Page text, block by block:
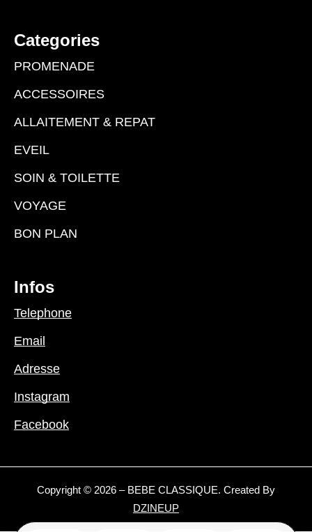
Categories
PROMENADE
ACCESSOIRES
ALLAITEMENT & REPAT
EVEIL
SOIN & TOILETTE
VOYAGE
BON PLAN
Infos
Telephone
Email
Adresse
Instagram
Facebook
Copyright © 2026 – BEBE CLASSIQUE. Created By
DZINEUP